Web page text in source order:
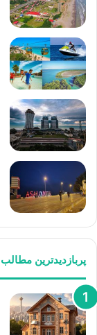
پربازدیدترین مطالب